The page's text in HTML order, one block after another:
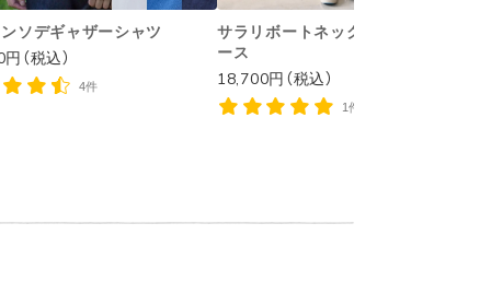
ソデギャザーシャツ
（税込）
4件
サラリボートネックノースリワンピ
ース
18,700円（税込）
1件